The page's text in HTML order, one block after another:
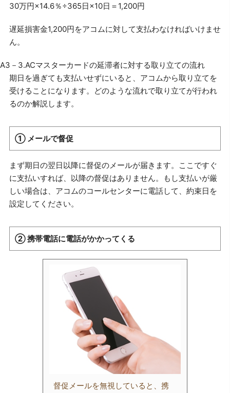
30万円×14.6％÷365日×10日＝1,200円
遅延損害金1,200円をアコムに対して支払わなければいけませ
ん。
A3－3.ACマスターカードの延滞者に対する取り立ての流れ
期日を過ぎても支払いせずにいると、アコムから取り立てを
受けることになります。どのような流れで取り立てが行われ
るのか解説します。
① メールで督促
まず期日の翌日以降に督促のメールが届きます。ここですぐ
に支払いすれば、以降の督促はありません。もし支払いが厳
しい場合は、アコムのコールセンターに電話して、約束日を
設定してください。
② 携帯電話に電話がかかってくる
督促メールを無視していると、携